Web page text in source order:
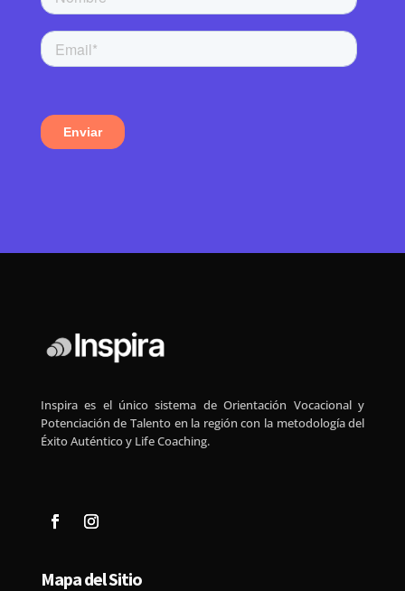
Inspira es el único sistema de Orientación Vocacional y
Potenciación de Talento en la región con la metodología del
Éxito Auténtico y Life Coaching.
Mapa del Sitio